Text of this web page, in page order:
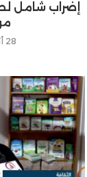
إضراب شامل
28 أكتوبر 2025